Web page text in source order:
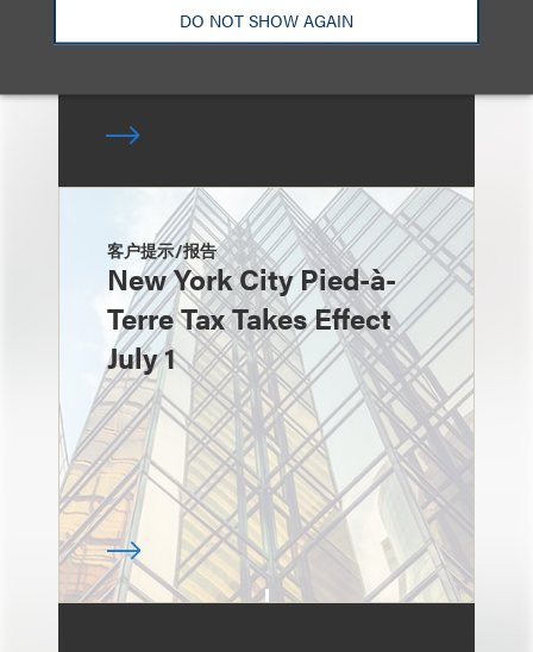
DO NOT SHOW AGAIN
客户提示/报告
New York City Pied-à-
Terre Tax Takes Effect
July 1